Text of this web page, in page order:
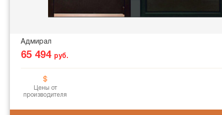
Адмирал
65 494 руб.
Цены от
производителя